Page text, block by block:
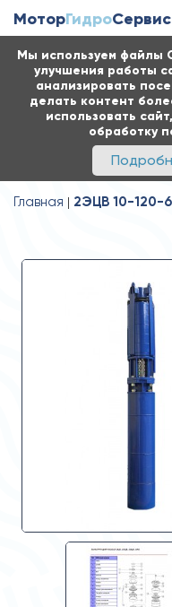
Мы используем файлы
улучшения работы
анализировать
делать контент
использовать
обработку
МоторГидроСервис
Главная 2ЭЦВ 10-120-